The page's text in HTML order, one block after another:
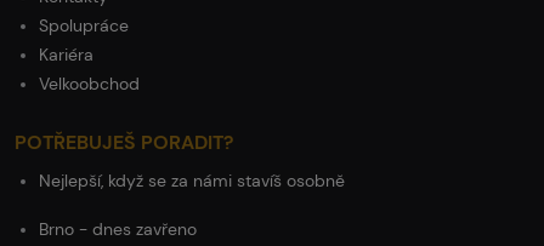
Spolupráce
Kariéra
Velkoobchod
POTŘEBUJEŠ PORADIT?
Nejlepší, když se za námi stavíš osobně
Brno - dnes zavřeno